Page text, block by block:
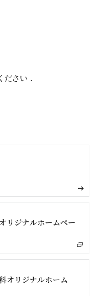
ださい．
リジナルホームペー
オリジナルホーム